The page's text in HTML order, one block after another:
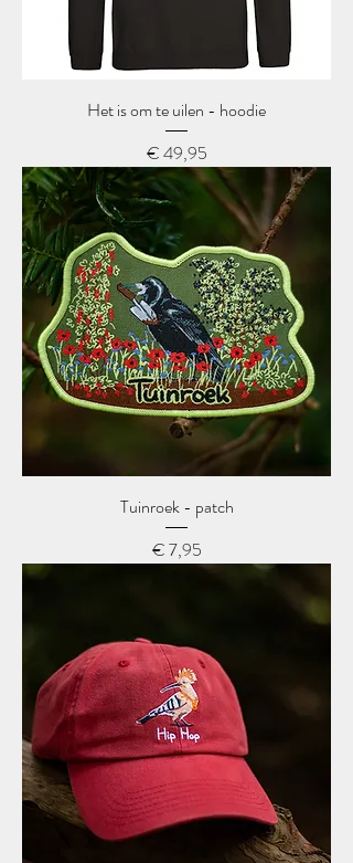
Het is om te uilen - hoodie
Prijs
€ 49,95
Tuinroek - patch
Prijs
€ 7,95